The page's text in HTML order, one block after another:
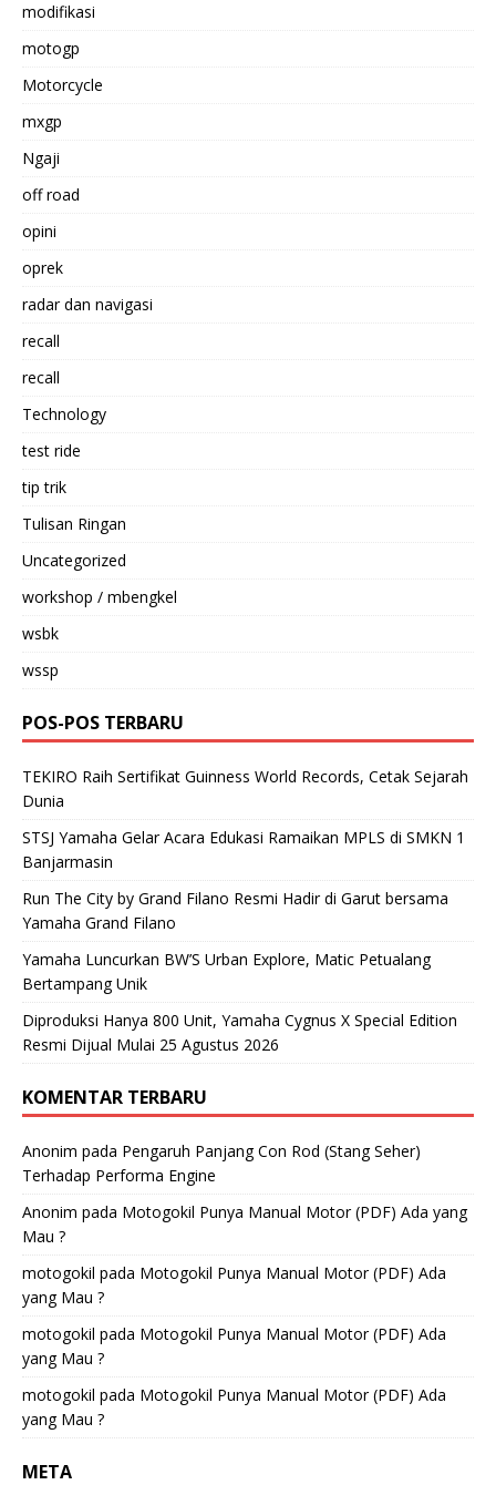
modifikasi
motogp
Motorcycle
mxgp
Ngaji
off road
opini
oprek
radar dan navigasi
recall
recall
Technology
test ride
tip trik
Tulisan Ringan
Uncategorized
workshop / mbengkel
wsbk
wssp
POS-POS TERBARU
TEKIRO Raih Sertifikat Guinness World Records, Cetak Sejarah
Dunia
STSJ Yamaha Gelar Acara Edukasi Ramaikan MPLS di SMKN 1
Banjarmasin
Run The City by Grand Filano Resmi Hadir di Garut bersama
Yamaha Grand Filano
Yamaha Luncurkan BW’S Urban Explore, Matic Petualang
Bertampang Unik
Diproduksi Hanya 800 Unit, Yamaha Cygnus X Special Edition
Resmi Dijual Mulai 25 Agustus 2026
KOMENTAR TERBARU
Anonim pada Pengaruh Panjang Con Rod (Stang Seher)
Terhadap Performa Engine
Anonim pada Motogokil Punya Manual Motor (PDF) Ada yang
Mau ?
motogokil pada Motogokil Punya Manual Motor (PDF) Ada
yang Mau ?
motogokil pada Motogokil Punya Manual Motor (PDF) Ada
yang Mau ?
motogokil pada Motogokil Punya Manual Motor (PDF) Ada
yang Mau ?
META